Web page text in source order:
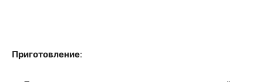
Приготовление: